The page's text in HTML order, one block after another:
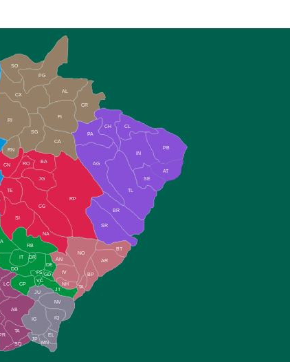
CX
RI
AL
CR
FI
SG
BA
CA
PA
CH CL
PB
SE
TL
AG
BR
SR
BT
AR
RP
RO
JG
CG
SI
NA
TA
NH
JT
RB
IT
DR
DO
CP
JU
NV
IQ
EL
LC
AB
JP
TE
TA
SQ
IG
MN
IN
NO
BP
RN
CN
AN
IV
FS
VC
GD
DE
AT
PG
SO